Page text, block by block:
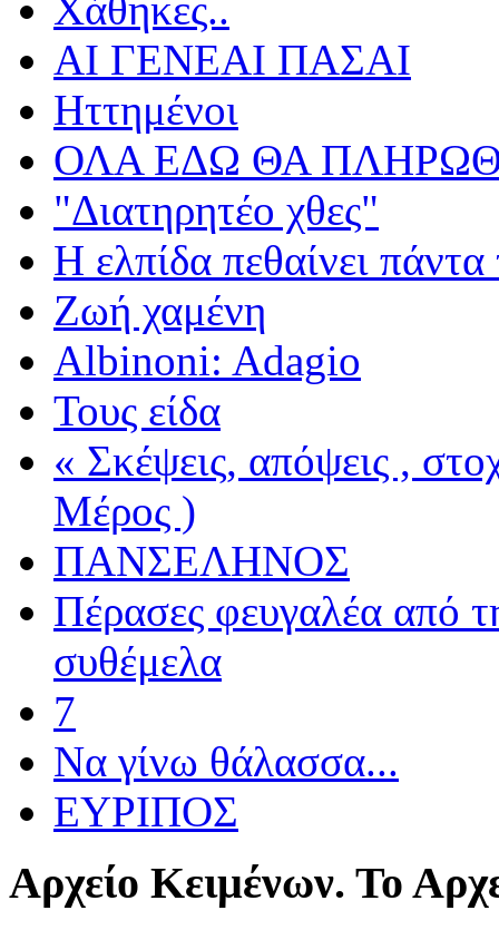
ΑΙ ΓΕΝΕΑΙ ΠΑΣΑΙ
Ηττημένοι
ΟΛΑ ΕΔΩ ΘΑ
"Διατηρητέο χθες"
Η ελπίδα πεθαίνει πάντα
Ζωή χαμένη
Albinoni: Adagio
Τους είδα
« Σκέψεις, απόψεις ,
Μέρος )
ΠΑΝΣΕΛΗΝΟΣ
Πέρασες φευγαλέα από
συθέμελα
7
Να γίνω θάλασσα...
ΕΥΡΙΠΟΣ
Αρχείο Κειμένων. Το